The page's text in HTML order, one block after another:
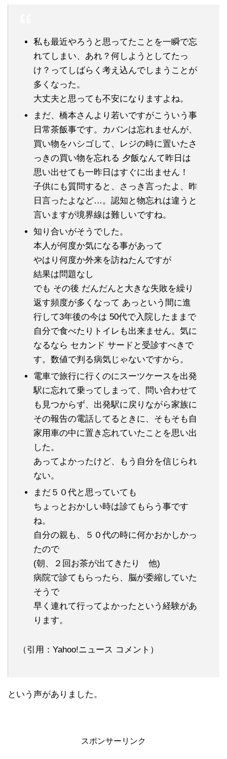
私も最近やろうと思ってたことを一瞬で忘
れてしまい、あれ？何しようとしてたっ
け？ってしばらく考え込んでしまうことが
多くなった。
大丈夫と思っても不安になりますよね。
まだ、橋本さんより若いですがこういう事
日常茶飯事です。カバンは忘れませんが、
買い物をハシゴして、レジの時に置いたさ
っきの買い物を忘れる 夕飯なんて昨日は
思い出せても一昨日はすぐに出ません！
子供にも質問すると、さっき言ったよ、昨
日言ったよなど…。認知と物忘れは違うと
言いますが境界線は難しいですね。
知り合いがそうでした。
本人が何度か気になる事があって
やはり何度か外来を訪ねたんですが
結果は問題なし
でも その後 だんだんと大きな失敗を繰り
返す頻度が多くなって あっという間に進
行して3年後の今は 50代で入院したままで
自分で食べたりトイレも出来ません。気に
なるなら セカンド サードと受診すべきで
す。数値で判る病気じゃないですから。
電車で旅行に行くのにスーツケースを出発
駅に忘れて乗ってしまって、問い合わせて
も見つからず、出発駅に戻りながら家族に
その報告の電話してるときに、そもそも自
家用車の中に置き忘れていたことを思い出
した。
あってよかったけど、もう自分を信じられ
ない。
まだ５０代と思っていても
ちょっとおかしい時は診てもらう事です
ね。
自分の親も、５０代の時に何かおかしかっ
たので
(朝、２回お茶が出てきたり 他)
病院で診てもらったら、脳が委縮していた
そうで
早く連れて行ってよかったという経験があ
ります。
（引用：Yahoo!ニュース コメント）
という声がありました。
スポンサーリンク